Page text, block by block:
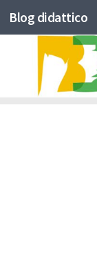
Skip to content
Blog didattico